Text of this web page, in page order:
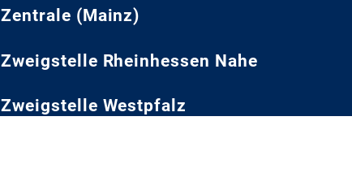
Zentrale (Mainz)
Zweigstelle Rheinhessen Nahe
Zweigstelle Westpfalz